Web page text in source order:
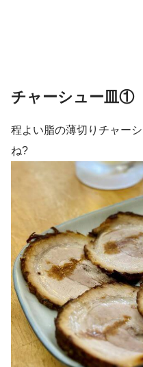
チャーシュー皿①
程よい脂の薄切りチャー
ね?